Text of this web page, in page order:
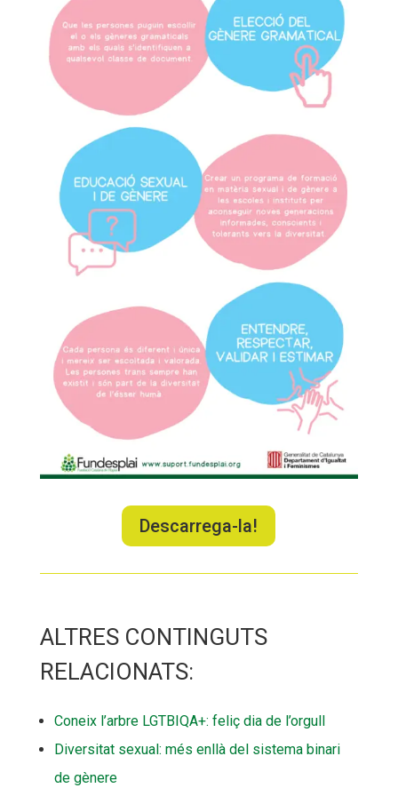
Descarrega-la!
ALTRES CONTINGUTS
RELACIONATS:
Coneix l’arbre LGTBIQA+: feliç dia de l’orgull
Diversitat sexual: més enllà del sistema binari
de gènere